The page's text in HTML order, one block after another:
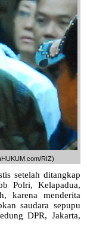
RIZ)
setelah ditangkap
Polri, Kelapadua,
karena menderita
saudara sepupu
DPR, Jakarta,